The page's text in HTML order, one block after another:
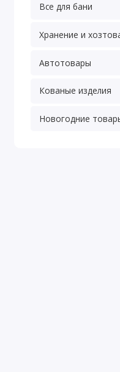
Все для бани
Хранение и
Автотовары
Кованые изделия
Новогодние